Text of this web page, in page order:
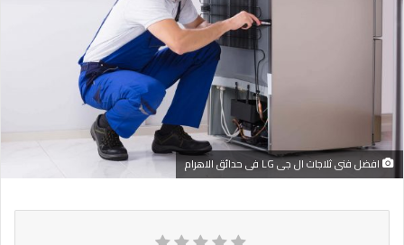
افضل فنى ثلاجات ال جى LG فى حدائق الاهرام